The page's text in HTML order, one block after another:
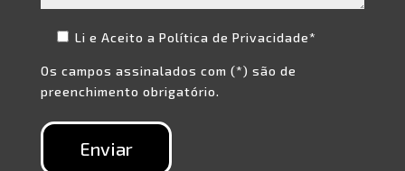
Li e Aceito a Política de Privacidade*
Os campos assinalados com (*) são de
preenchimento obrigatório.